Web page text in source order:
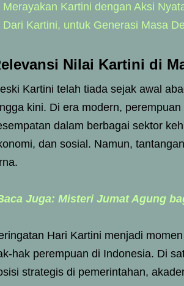
Merayakan Kartini dengan Aksi
Dari Kartini, untuk Generasi Masa
Nilai Kartini di
Kartini telah tiada sejak awal
kini. Di era modern,
dalam berbagai sektor
dan sosial. Namun,
Juga: Misteri Jumat Agung
Hari Kartini menjadi
hak perempuan di Indonesia. Di
strategis di pemerintahan,